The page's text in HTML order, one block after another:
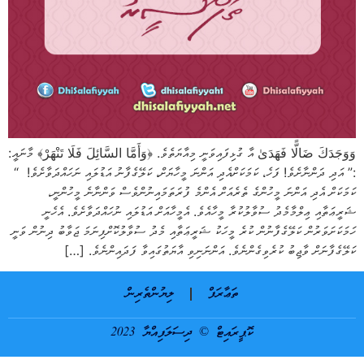
وَوَجَدَكَ ضَالًّا فَهَدَىٰ އާ ގުޅިފައިވަނީ މިއާޔަތެވެ. ﴿وَأَمَّا السَّائِلَ فَلَا تَنْهَرْ﴾ މާނައީ:
:” އަދި ދަންނާށެވެ! ފަހެ، ކަމަކަށްއެދި އަންނަ މީހާޔަށް، ކަލޭގެފާނު އަޑުލައި ނަހައްދަވާށެވެ! “
ކަމަކަށް އެދި އަންނަ މީހުންގެ ތެރެއަށް އެންމެ ފުރަތަމައިނުންވެސް ވަންނާނެ މީހުންނީ،
ޝަރީޢަތާއި ޢިލްމާމެދު ސުވާލުކުރާ މީހާއެވެ. އެމީހާއަށް އަޑުލައި ނުހައްދަވާށެވެ. އެހެނީ
ހަމަކަށަވަރުން ކަލޭގެފާނުން ކުރެ މީހަކު ޝަރީޢަތާއި މެދު ސުވާލުކޮށްފިނަމަ ޖަވާބު ދިނުން ވަނީ
ކަލޭގެފާނަށް ވާޖިބު ކުރެވިގެންނެވެ. އަންނަނިވި އާޔަތުގައިވާ ފަދައިންނެވެ. […]
ތަޢާރަފް
ލިޔުންތެރިން
ކޮޕީރައިޓް © ދިސަލަފިއްޔާ 2023